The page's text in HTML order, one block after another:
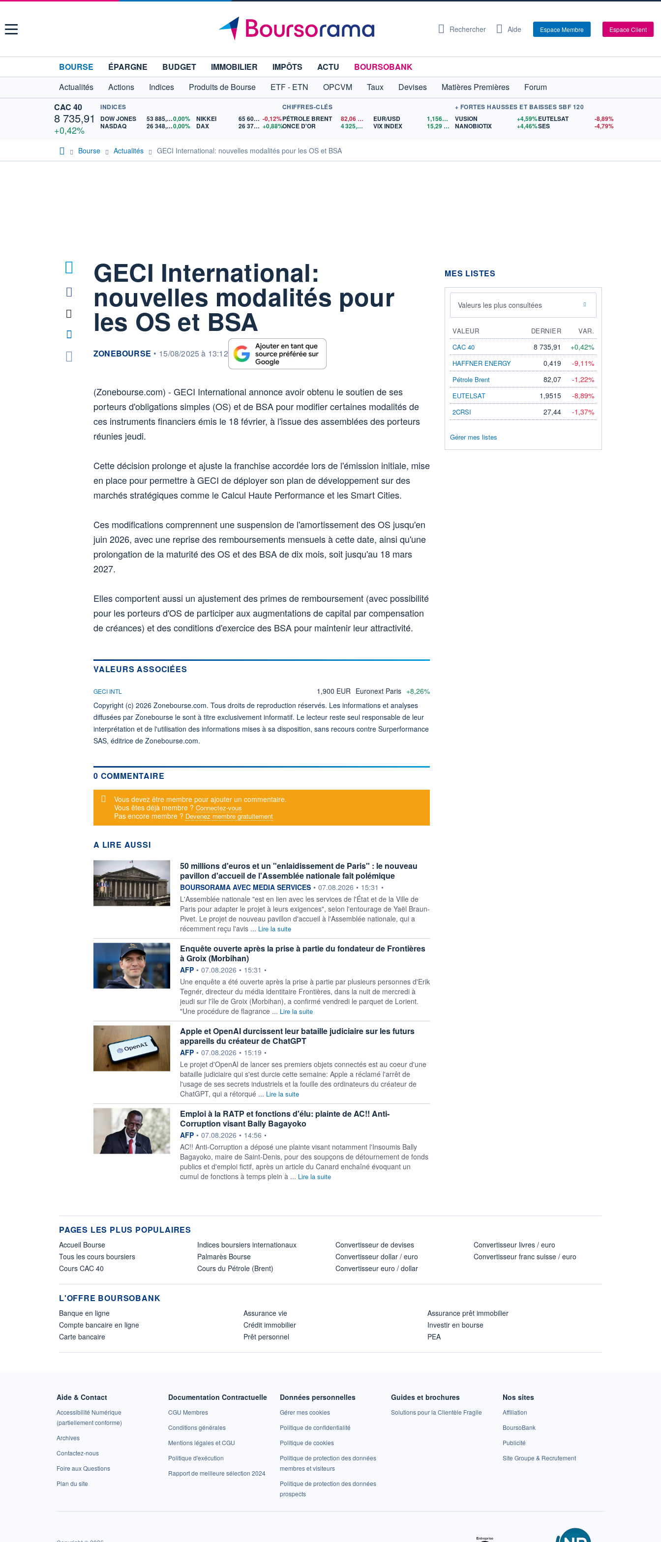
Menu Rechercher Aide Espace Membre Espace Client
BOURSE ÉPARGNE BUDGET IMMOBILIER IMPÔTS ACTU
BOURSOBANK
Actualités
Actions Indices Produits de Bourse ETF - ETN OPCVM Taux Devises Matières Premières
Forum
CAC 40
8 735,91
+0,42%
INDICES
DOW JONES
53 885,100,00%
NASDAQ
26 348,350,00%
NIKKEI 65 606,71 -0,12%
DAX
26 370,21 +0,88%
CHIFFRES-CLÉS
PÉTROLE BRENT
82,06
ONCE D'OR
4 325,02 $US
EUR/USD 1,1563$US
VIX INDEX
15,29
+ FORTES HAUSSES ET BAISSES SBF 120
VUSION
+4,59%
NANOBIOTIX
+4,46%
EUTELSAT
-8,89%
SES
-4,79%
Bourse Actualités GECI International: nouvelles modalités pour les OS et BSA
GECI International:
nouvelles modalités pour
les OS et BSA
information fournie par
ZONEBOURSE • 15/08/2025 à 13:12
(Zonebourse.com) - GECI International annonce avoir obtenu le soutien de ses
porteurs d'obligations simples (OS) et de BSA pour modifier certaines modalités de
ces instruments financiers émis le 18 février, à l'issue des assemblées des porteurs
réunies jeudi.
Cette décision prolonge et ajuste la franchise accordée lors de l'émission initiale, mise
en place pour permettre à GECI de déployer son plan de développement sur des
marchés stratégiques comme le Calcul Haute Performance et les Smart Cities.
Ces modifications comprennent une suspension de l'amortissement des OS jusqu'en
juin 2026, avec une reprise des remboursements mensuels à cette date, ainsi qu'une
prolongation de la maturité des OS et des BSA de dix mois, soit jusqu'au 18 mars
2027.
Elles comportent aussi un ajustement des primes de remboursement (avec possibilité
pour les porteurs d'OS de participer aux augmentations de capital par compensation
de créances) et des conditions d'exercice des BSA pour maintenir leur attractivité.
VALEURS ASSOCIÉES
GECI INTL 1,900 EUR Euronext Paris +8,26%
Copyright (c) 2026 Zonebourse.com. Tous droits de reproduction réservés. Les informations et analyses
diffusées par Zonebourse le sont à titre exclusivement informatif. Le lecteur reste seul responsable de leur
interprétation et de l'utilisation des informations mises à sa disposition, sans recours contre Surperformance
SAS, éditrice de Zonebourse.com.
0 COMMENTAIRE
Message d'alerte
Vous devez être membre pour ajouter un commentaire.
Vous êtes déjà membre ? Connectez-vous
Pas encore membre ? Devenez membre gratuitement
A LIRE AUSSI
50 millions d'euros et un "enlaidissement de Paris" : le nouveau
pavillon d'accueil de l'Assemblée nationale fait polémique
information fournie par
BOURSORAMA AVEC MEDIA SERVICES • 07.08.2026 • 15:31 •
L'Assemblée nationale "est en lien avec les services de l'État et de la Ville de
Paris pour adapter le projet à leurs exigences", selon l'entourage de Yaël Braun-
Pivet. Le projet de nouveau pavillon d'accueil à l'Assemblée nationale, qui a
récemment reçu l'avis ... Lire la suite
Enquête ouverte après la prise à partie du fondateur de Frontières
à Groix (Morbihan)
information fournie par
AFP • 07.08.2026 • 15:31 •
Une enquête a été ouverte après la prise à partie par plusieurs personnes d'Erik
Tegnér, directeur du média identitaire Frontières, dans la nuit de mercredi à
jeudi sur l'île de Groix (Morbihan), a confirmé vendredi le parquet de Lorient.
"Une procédure de flagrance ... Lire la suite
Apple et OpenAI durcissent leur bataille judiciaire sur les futurs
appareils du créateur de ChatGPT
information fournie par
AFP • 07.08.2026 • 15:19 •
Le projet d'OpenAI de lancer ses premiers objets connectés est au coeur d'une
bataille judiciaire qui s'est durcie cette semaine: Apple a réclamé l'arrêt de
l'usage de ses secrets industriels et la fouille des ordinateurs du créateur de
ChatGPT, qui a rétorqué ... Lire la suite
Emploi à la RATP et fonctions d'élu: plainte de AC!! Anti-
Corruption visant Bally Bagayoko
information fournie par
AFP • 07.08.2026 • 14:56 •
AC!! Anti-Corruption a déposé une plainte visant notamment l'Insoumis Bally
Bagayoko, maire de Saint-Denis, pour des soupçons de détournement de fonds
publics et d'emploi fictif, après un article du Canard enchaîné évoquant un
cumul de fonctions à temps plein à ... Lire la suite
MES LISTES
Valeurs les plus consultées
VALEUR DERNIER
VAR.
CAC 40
8 735,91 +0,42%
HAFFNER ENERGY 0,419 -9,11%
Pétrole Brent 82,07 -1,22%
EUTELSAT 1,9515 -8,89%
2CRSI 27,44 -1,37%
Gérer mes listes
PAGES LES PLUS POPULAIRES
Accueil Bourse
Tous les cours boursiers
Cours CAC 40
Indices boursiers internationaux
Palmarès Bourse
Cours du Pétrole (Brent)
Convertisseur de devises
Convertisseur dollar / euro
Convertisseur euro / dollar
Convertisseur livres / euro
Convertisseur franc suisse / euro
L'OFFRE BOURSOBANK
Banque en ligne
Compte bancaire en ligne
Carte bancaire
Assurance vie
Crédit immobilier
Prêt personnel
Assurance prêt immobilier
Investir en bourse
PEA
Aide & Contact
Accessibilité Numérique
(partiellement conforme)
Archives
Contactez-nous
Foire aux Questions
Plan du site
Documentation Contractuelle
CGU Membres
Conditions générales
Mentions légales et CGU
Politique d'exécution
Rapport de meilleure sélection 2024
Données personnelles
Gérer mes cookies
Politique de confidentialité
Politique de cookies
Politique de protection des données
membres et visiteurs
Politique de protection des données
prospects
Guides et brochures
Solutions pour la Clientèle Fragile
Nos sites
Affiliation
BoursoBank
Publicité
Site Groupe & Recrutement